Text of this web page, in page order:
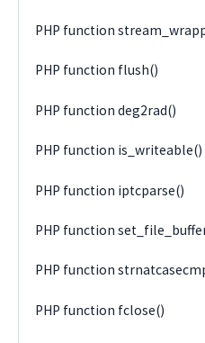
PHP function
PHP function flush()
PHP function deg2rad()
PHP function is_writeable()
PHP function iptcparse()
PHP function
PHP function
PHP function fclose()